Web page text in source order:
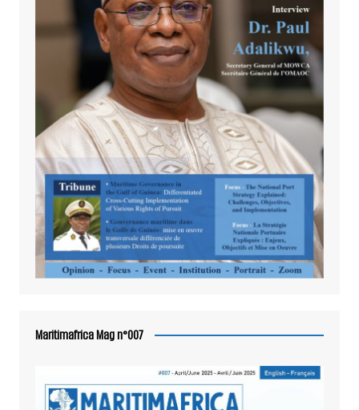
Maritimafrica Mag n°007